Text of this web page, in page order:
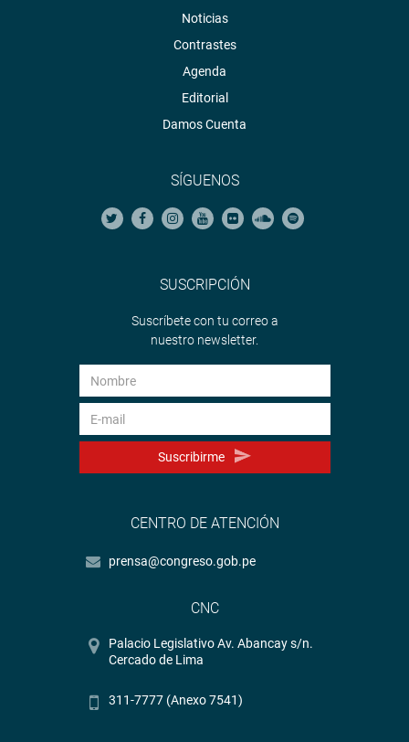
Noticias
Contrastes
Agenda
Editorial
Damos Cuenta
SÍGUENOS
SUSCRIPCIÓN
Suscríbete con tu correo a
nuestro newsletter.
Suscribirme
CENTRO DE ATENCIÓN
prensa@congreso.gob.pe
CNC
Palacio Legislativo Av. Abancay s/n.
Cercado de Lima
311-7777 (Anexo 7541)